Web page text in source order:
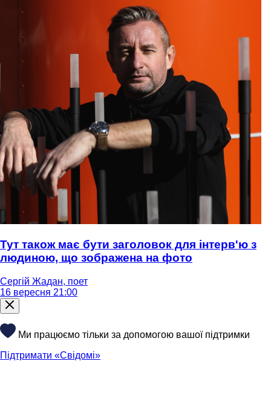
Тут також має бути заголовок для інтерв'ю з
людиною, що зображена на фото
Сергій Жадан, поет
16 вересня 21:00
Ми працюємо тільки за допомогою вашої підтримки
Підтримати «Свідомі»